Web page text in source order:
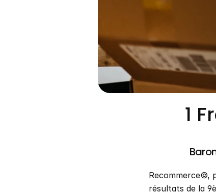
1
Recommerce©,
résultats de la